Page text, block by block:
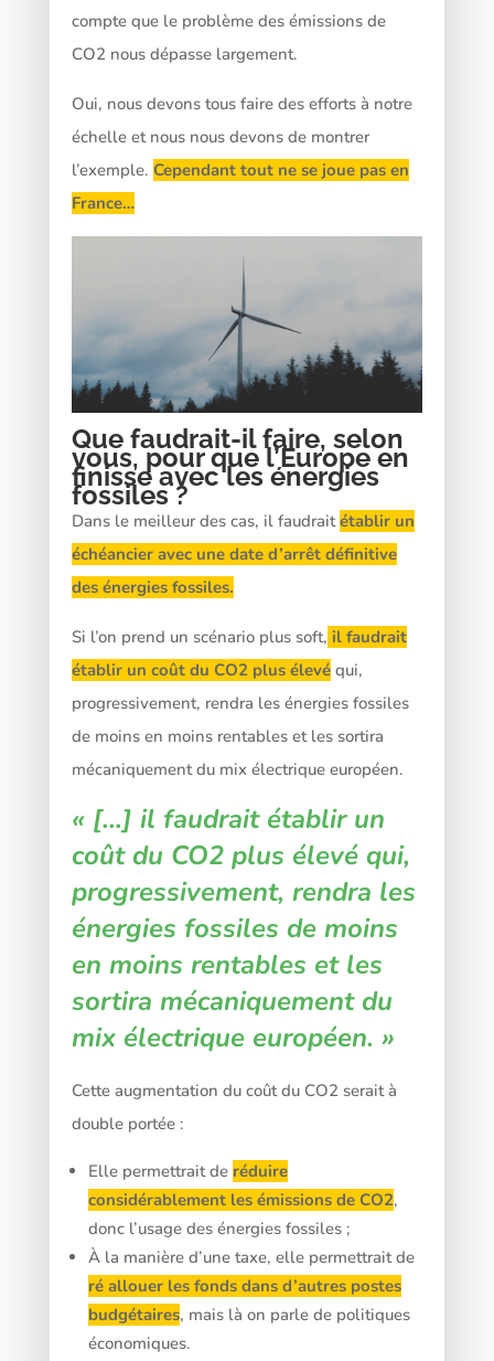
compte que le problème des émissions de
CO2 nous dépasse largement.
Oui, nous devons tous faire des efforts à notre
échelle et nous nous devons de montrer
l’exemple. Cependant tout ne se joue pas en
France…
Que faudrait-il faire, selon
vous, pour que l’Europe en
finisse avec les énergies
fossiles ?
Dans le meilleur des cas, il faudraitétablir un
échéancier avec une date d’arrêt définitive
des énergies fossiles.
Si l’on prend un scénario plus soft, il faudrait
établir un coût du CO2 plus élevéqui,
progressivement, rendra les énergies fossiles
de moins en moins rentables et les sortira
mécaniquement du mix électrique européen.
« […] il faudrait établir un
coût du CO2 plus élevéqui,
progressivement, rendra les
énergies fossiles de moins
en moins rentables et les
sortira mécaniquement du
mix électrique européen. »
Cette augmentation du coût du CO2 serait à
double portée :
Elle permettrait de réduire
considérablement les émissions de CO2,
donc l’usage des énergies fossiles ;
À la manière d’une taxe, elle permettrait de
ré allouer les fonds dans d’autres postes
budgétaires, mais là on parle de politiques
économiques.